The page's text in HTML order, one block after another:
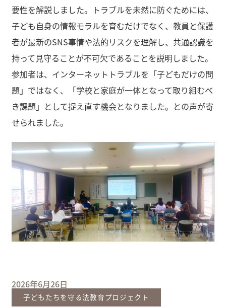
要性を解説しました。トラブルを未然に防ぐためには、
子ども自身の情報モラルを育むだけでなく、教員と保護
者が最新のSNS事情や法的リスクを理解し、共通認識を
持って見守ることが不可欠であることを説明しました。
参加者は、インターネットトラブルを「子どもだけの問
題」ではなく、「学校と家庭が一体となって取り組むべ
き課題」として捉え直す機会となりました。との声が寄
せられました。
2026年6月26日
子どもたちを守る法教育プロジェクト